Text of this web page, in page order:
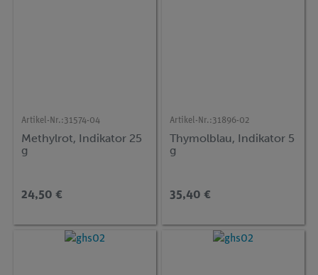
Artikel-Nr.:31574-04
Methylrot, Indikator 25
g
24,50 €
Artikel-Nr.:31896-02
Thymolblau, Indikator 5
g
35,40 €